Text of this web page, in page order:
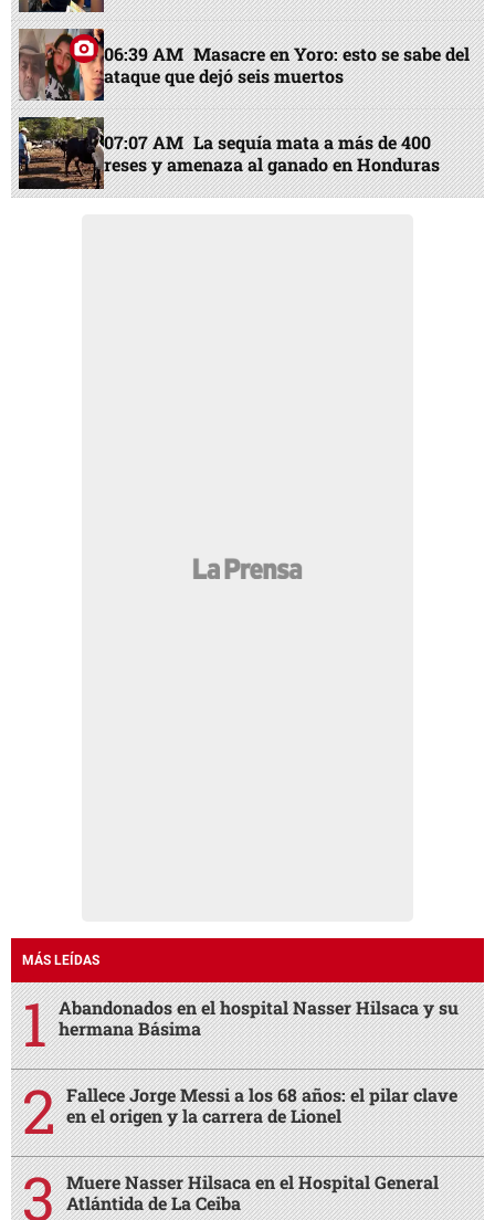
06:39 AM Masacre en Yoro: esto se sabe del
ataque que dejó seis muertos
07:07 AM La sequía mata a más de 400
reses y amenaza al ganado en Honduras
MÁS LEÍDAS
Abandonados en el hospital Nasser Hilsaca y su
hermana Básima
Fallece Jorge Messi a los 68 años: el pilar clave
en el origen y la carrera de Lionel
Muere Nasser Hilsaca en el Hospital General
Atlántida de La Ceiba